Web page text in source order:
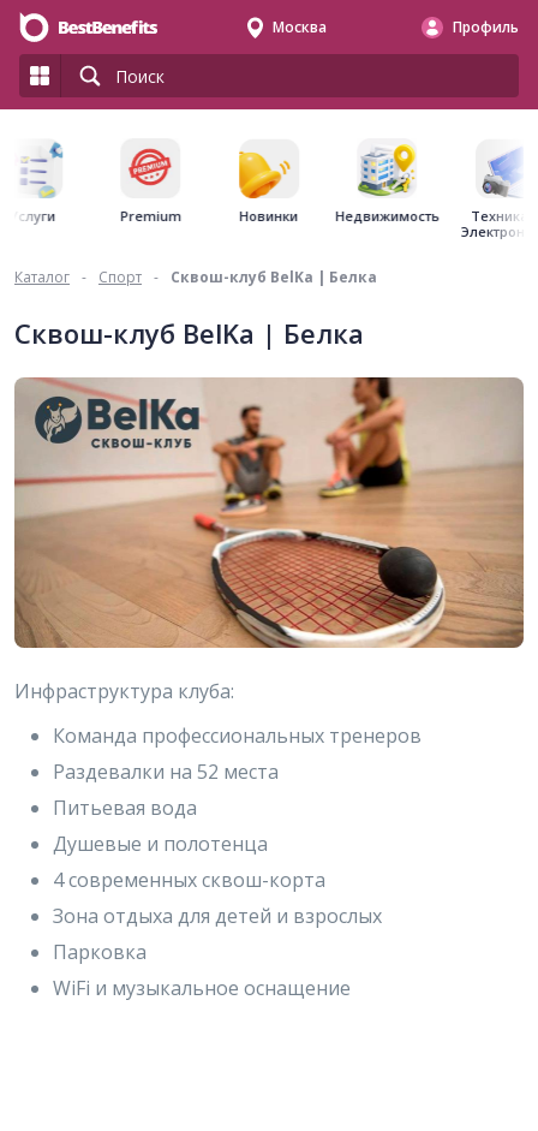
Москва Профиль
Услуги Premium Новинки Недвижимость
Техника
Каталог - Спорт - Сквош-клуб BelKa | Белка
Сквош-клуб BelKa | Белка
Инфраструктура клуба:
Команда профессиональных тренеров
Раздевалки на 52 места
Питьевая вода
Душевые и полотенца
4 современных сквош-корта
Зона отдыха для детей и взрослых
Парковка
WiFi и музыкальное оснащение